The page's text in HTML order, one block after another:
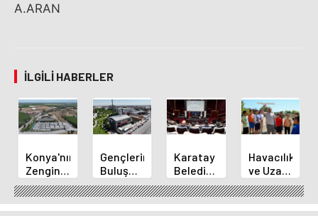
A.ARAN
İLGILI HABERLER
Konya'nın
Zengin
Mutfağı
GastroFest'te
Tanıtılacak
Gençlerin
Buluşma
Noktası
Talha
Bayrakçı
Karatay
Belediye
Başkanı
Kılca
Yeni
Havacılık
ve Uzay
Yaz
Kursu
Başladı